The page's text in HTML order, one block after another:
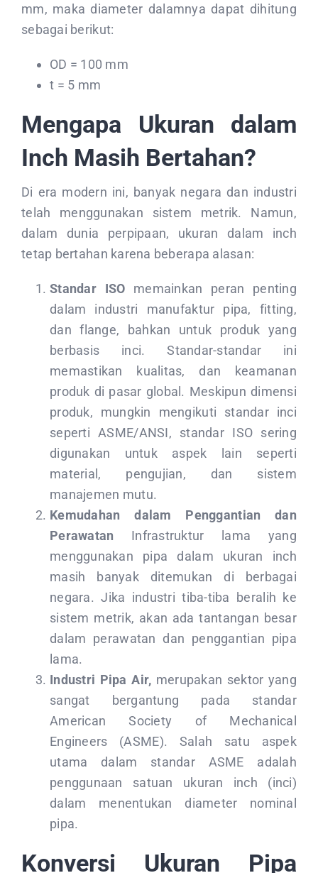
mm, maka diameter dalamnya dapat dihitung
sebagai berikut:
OD = 100 mm
t = 5 mm
Mengapa Ukuran dalam
Inch Masih Bertahan?
Di era modern ini, banyak negara dan industri
telah menggunakan sistem metrik. Namun,
dalam dunia perpipaan, ukuran dalam inch
tetap bertahan karena beberapa alasan:
Standar ISO memainkan peran penting
dalam industri manufaktur pipa, fitting,
dan flange, bahkan untuk produk yang
berbasis inci. Standar-standar ini
memastikan kualitas, dan keamanan
produk di pasar global. Meskipun dimensi
produk, mungkin mengikuti standar inci
seperti ASME/ANSI, standar ISO sering
digunakan untuk aspek lain seperti
material, pengujian, dan sistem
manajemen mutu.
Kemudahan dalam Penggantian dan
Perawatan Infrastruktur lama yang
menggunakan pipa dalam ukuran inch
masih banyak ditemukan di berbagai
negara. Jika industri tiba-tiba beralih ke
sistem metrik, akan ada tantangan besar
dalam perawatan dan penggantian pipa
lama.
Industri Pipa Air, merupakan sektor yang
sangat bergantung pada standar
American Society of Mechanical
Engineers (ASME). Salah satu aspek
utama dalam standar ASME adalah
penggunaan satuan ukuran inch (inci)
dalam menentukan diameter nominal
pipa.
Konversi Ukuran Pipa